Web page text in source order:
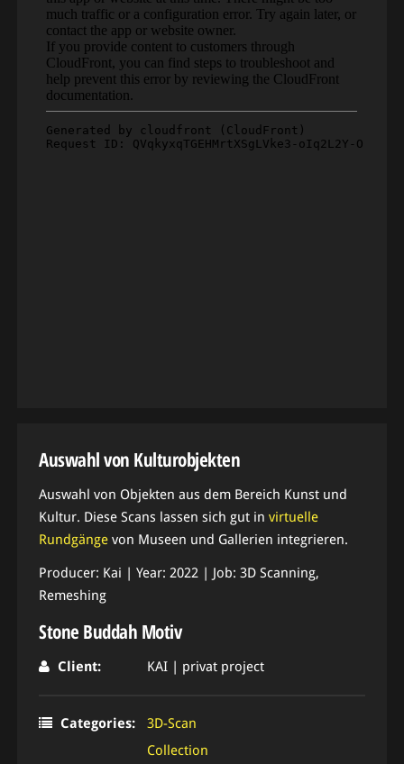
Auswahl von Kulturobjekten
Auswahl von Objekten aus dem Bereich Kunst und
Kultur. Diese Scans lassen sich gut invirtuelle
Rundgänge von Museen und Gallerien integrieren.
Producer: Kai | Year: 2022 | Job: 3D Scanning,
Remeshing
Stone Buddah Motiv
Client: KAI | privat project
Categories:
3D-Scan
Collection